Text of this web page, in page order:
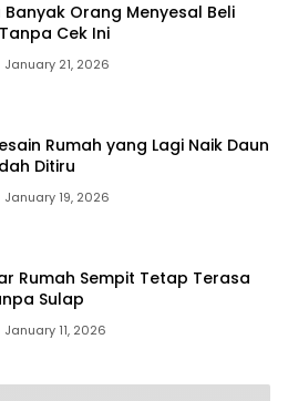
Banyak Orang Menyesal Beli
Cek Ini
January 21, 2026
Rumah yang Lagi Naik Daun
Ditiru
January 19, 2026
Rumah Sempit Tetap Terasa
Sulap
January 11, 2026